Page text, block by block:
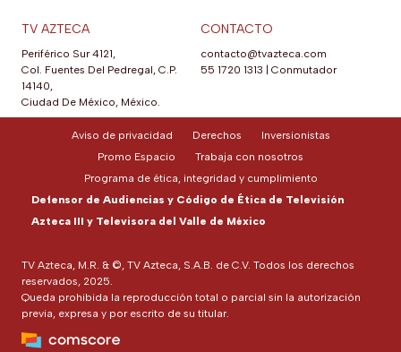
TV AZTECA
Periférico Sur 4121,
Col. Fuentes Del Pedregal, C.P.
14140,
Ciudad De México, México.
CONTACTO
contacto@tvazteca.com
55 1720 1313
Conmutador
TV Azteca, M.R. & ©, TV Azteca, S.A.B. de C.V. Todos los derechos
reservados, 2025.
Queda prohibida la reproducción total o parcial sin la autorización
previa, expresa y por escrito de su titular.
Aviso de privacidad Derechos
Inversionistas
Promo Espacio
Trabaja con nosotros
Programa de ética, integridad y cumplimiento
Defensor de Audiencias y Código de Ética de Televisión
Azteca III y Televisora del Valle de México